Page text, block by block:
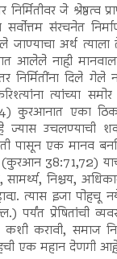
निर्मितीवर जे
संरचनेत
जाण्याचा अर्थ
आलेले नाही़
दिले गेले
त्यांच्या
एका
ज्यास उचलण्याची
एक मानव
(कुरआन 38:71,72)
निश्चय,
त्यास इजा पोहचू
प्रेषितांची
कशी करावी,
एक महान देणगी